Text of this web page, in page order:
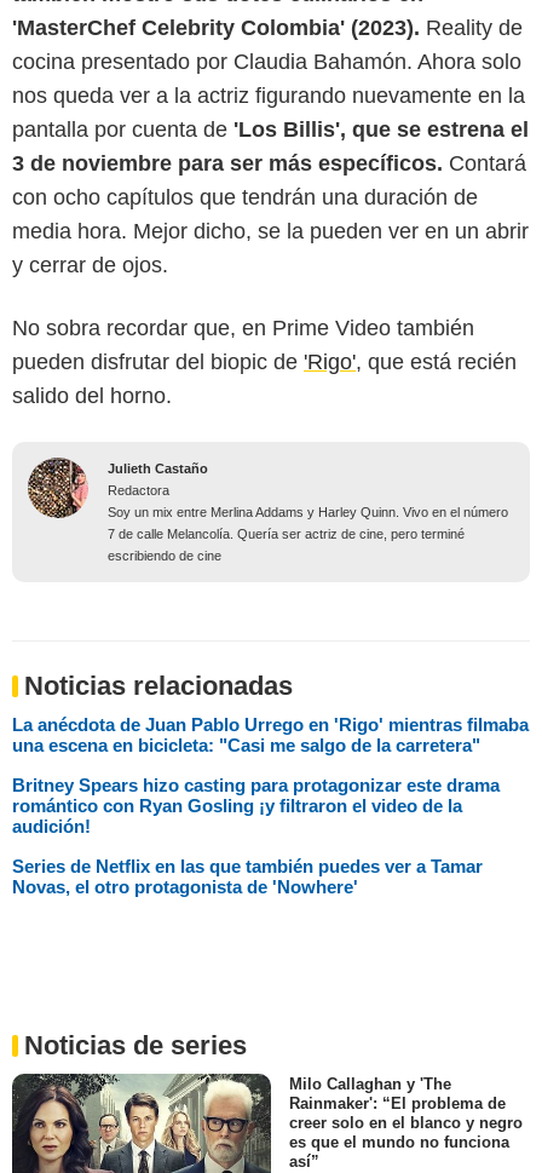
'MasterChef Celebrity Colombia' (2023). Reality de
cocina presentado por Claudia Bahamón. Ahora solo
nos queda ver a la actriz figurando nuevamente en la
pantalla por cuenta de 'Los Billis', que se estrena el
3 de noviembre para ser más específicos. Contará
con ocho capítulos que tendrán una duración de
media hora. Mejor dicho, se la pueden ver en un abrir
y cerrar de ojos.
No sobra recordar que, en Prime Video también
pueden disfrutar del biopic de 'Rigo', que está recién
salido del horno.
Julieth Castaño
Redactora
Soy un mix entre Merlina Addams y Harley Quinn. Vivo en el número
7 de calle Melancolía. Quería ser actriz de cine, pero terminé
escribiendo de cine
Noticias relacionadas
La anécdota de Juan Pablo Urrego en 'Rigo' mientras filmaba
una escena en bicicleta: "Casi me salgo de la carretera"
Britney Spears hizo casting para protagonizar este drama
romántico con Ryan Gosling ¡y filtraron el video de la
audición!
Series de Netflix en las que también puedes ver a Tamar
Novas, el otro protagonista de 'Nowhere'
Noticias de series
Milo Callaghan y 'The
Rainmaker': “El problema de
creer solo en el blanco y negro
es que el mundo no funciona
así”